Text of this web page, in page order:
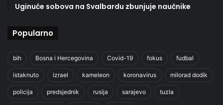
Uginuće sobova na Svalbardu zbunjuje naučnike
Popularno
bih Bosna i Hercegovina Covid-19 fokus fudbal
istaknuto izrael kameleon koronavirus milorad dodik
policija predsjednik rusija sarajevo tuzla